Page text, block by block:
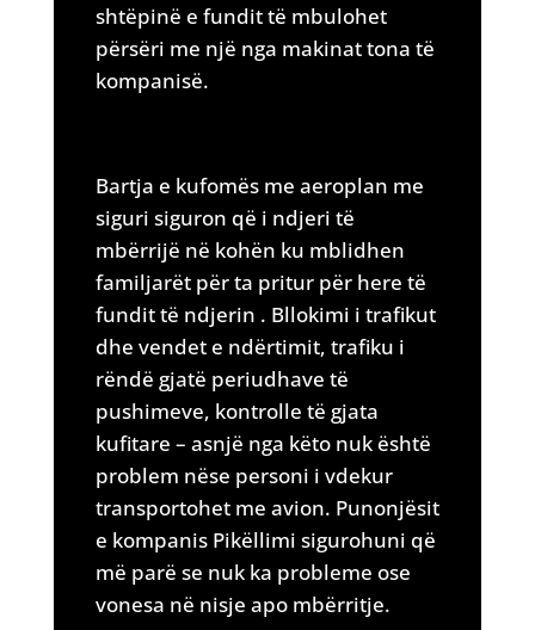
shtëpinë e fundit të mbulohet
përsëri me një nga makinat tona të
kompanisë.
Bartja e kufomës me aeroplan me
siguri siguron që i ndjeri të
mbërrijë në kohën ku mblidhen
familjarët për ta pritur për here të
fundit të ndjerin . Bllokimi i trafikut
dhe vendet e ndërtimit, trafiku i
rëndë gjatë periudhave të
pushimeve, kontrolle të gjata
kufitare – asnjë nga këto nuk është
problem nëse personi i vdekur
transportohet me avion. Punonjësit
e kompanis Pikëllimi sigurohuni që
më parë se nuk ka probleme ose
vonesa në nisje apo mbërritje.